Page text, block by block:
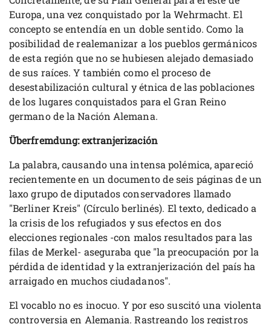
Europa, una vez conquistado por la Wehrmacht. El
concepto se entendía en un doble sentido. Como la
posibilidad de realemanizar a los pueblos germánicos
de esta región que no se hubiesen alejado demasiado
de sus raíces. Y también como el proceso de
desestabilización cultural y étnica de las poblaciones
de los lugares conquistados para el Gran Reino
germano de la Nación Alemana.
Überfremdung: extranjerización
La palabra, causando una intensa polémica, apareció
recientemente en un documento de seis páginas de un
laxo grupo de diputados conservadores llamado
"Berliner Kreis" (Círculo berlinés). El texto, dedicado a
la crisis de los refugiados y sus efectos en dos
elecciones regionales -con malos resultados para las
filas de Merkel- aseguraba que "la preocupación por la
pérdida de identidad y la extranjerización del país ha
arraigado en muchos ciudadanos".
El vocablo no es inocuo. Y por eso suscitó una violenta
controversia en Alemania. Rastreando los registros